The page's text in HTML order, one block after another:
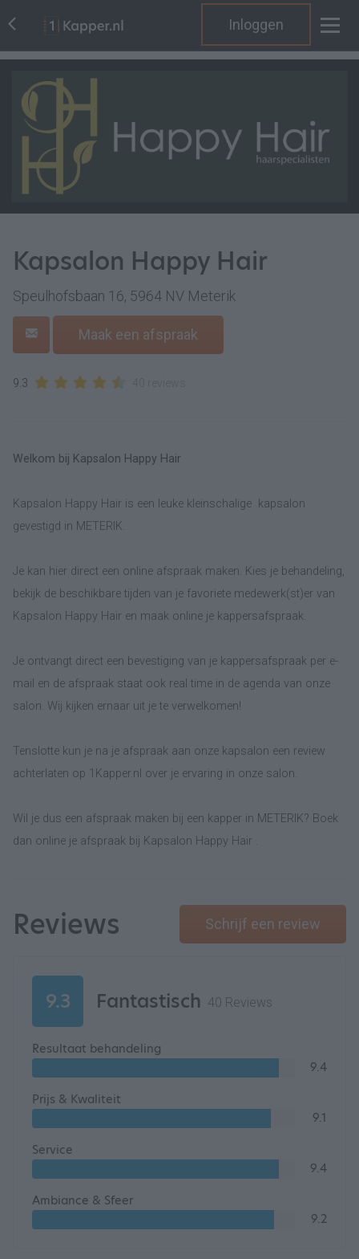
Inloggen
Kapsalon Happy Hair
Speulhofsbaan 16, 5964 NV Meterik
Maak een afspraak
9.3
Welkom bij Kapsalon Happy Hair
Kapsalon Happy Hair is een leuke kleinschalige kapsalon
gevestigd in METERIK.
Je kan hier direct een online afspraak maken. Kies je behandeling,
bekijk de beschikbare tijden van je favoriete medewerk(st)er van
Kapsalon Happy Hair en maak online je kappersafspraak.
Je ontvangt direct een bevestiging van je kappersafspraak per e-
mail en de afspraak staat ook real time in de agenda van onze
salon. Wij kijken ernaar uit je te verwelkomen!
Tenslotte kun je na je afspraak aan onze kapsalon een review
achterlaten op 1Kapper.nl over je ervaring in onze salon.
Wil je dus een afspraak maken bij een kapper in METERIK? Boek
dan online je afspraak bij Kapsalon Happy Hair .
Reviews Schrijf een review
9.3 Fantastisch 40 Reviews
Resultaat behandeling
9.4
Prijs & Kwaliteit
9.1
Service
9.4
Ambiance & Sfeer
9.2